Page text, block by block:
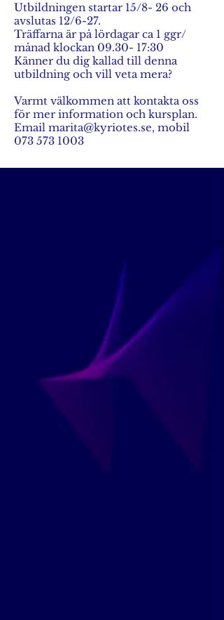
Utbildningen startar 15/8- 26 och
avslutas 12/6-27.
Träffarna är på lördagar ca 1 ggr/
månad klockan 09.30- 17:30
Känner du dig kallad till denna
utbildning och vill veta mera?
Varmt välkommen att kontakta oss
för mer information och kursplan.
Email marita@kyriotes.se, mobil
073 573 1003